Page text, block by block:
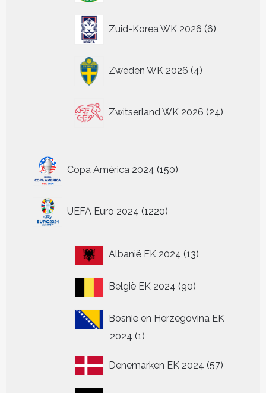
Zuid-Korea WK 2026 6
producten
Zweden WK 2026 4
producten
Zwitserland WK 2026 24
producten
Copa América 2024 150
producten
UEFA Euro 2024 1220
producten
Albanië EK 2024 1313
België EK 2024 9090
Bosnië en Herzegovina EK
2024 11
Denemarken EK 2024 5757